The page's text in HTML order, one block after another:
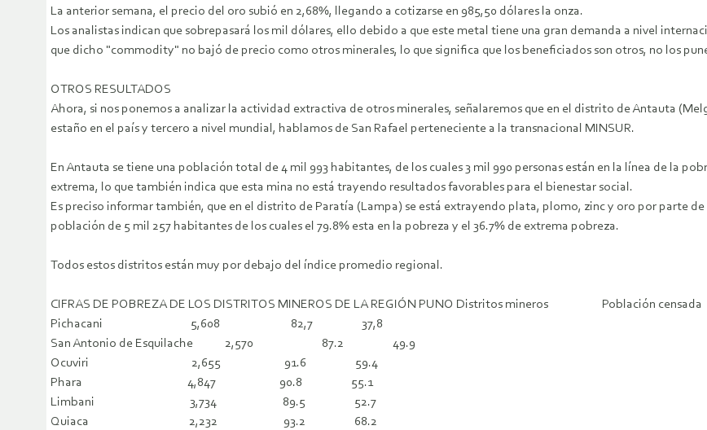
La anterior semana, el precio del oro subió en 2,68%, llegando a cotizarse en 985,50 dólares la onza.
Los analistas indican que sobrepasará los mil dólares, ello debido a que este metal tiene una gran demanda a nivel
que dicho "commodity" no bajó de precio como otros minerales, lo que significa que los beneficiados son otros, no los
OTROS RESULTADOS
Ahora, si nos ponemos a analizar la actividad extractiva de otros minerales, señalaremos que en el distrito de Antauta
estaño en el país y tercero a nivel mundial, hablamos de San Rafael perteneciente a la transnacional MINSUR.
En Antauta se tiene una población total de 4 mil 993 habitantes, de los cuales 3 mil 990 personas están en la línea de la
extrema, lo que también indica que esta mina no está trayendo resultados favorables para el bienestar social.
Es preciso informar también, que en el distrito de Paratía (Lampa) se está extrayendo plata, plomo, zinc y oro por parte
población de 5 mil 257 habitantes de los cuales el 79.8% esta en la pobreza y el 36.7% de extrema pobreza.
Todos estos distritos están muy por debajo del índice promedio regional.
CIFRAS DE POBREZA DE LOS DISTRITOS MINEROS DE LA REGIÓN PUNO Distritos mineros Población
Pichacani 5,608 82,7 37,8
San Antonio de Esquilache 2,570 87.2 49.9
Ocuviri 2,655 91.6 59.4
Phara 4,847 90.8 55.1
Limbani 3,734 89.5 52.7
Quiaca 2,232 93.2 68.2